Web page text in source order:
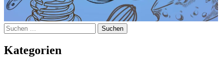
Suchen
nach:
Kategorien